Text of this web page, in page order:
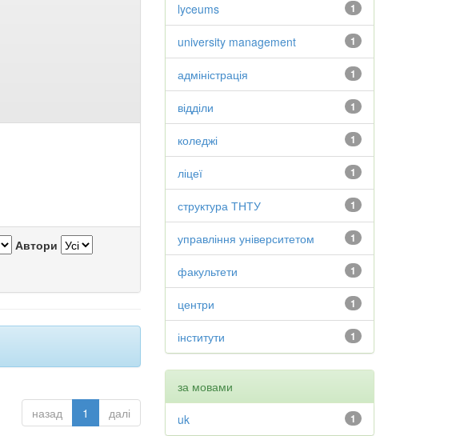
Автори
назад 1 далі
1
lyceums
1
university management
1
адміністрація
1
відділи
1
коледжі
1
ліцеї
1
структура ТНТУ
1
управління університетом
1
факультети
1
центри
1
інститути
за мовами
1
uk